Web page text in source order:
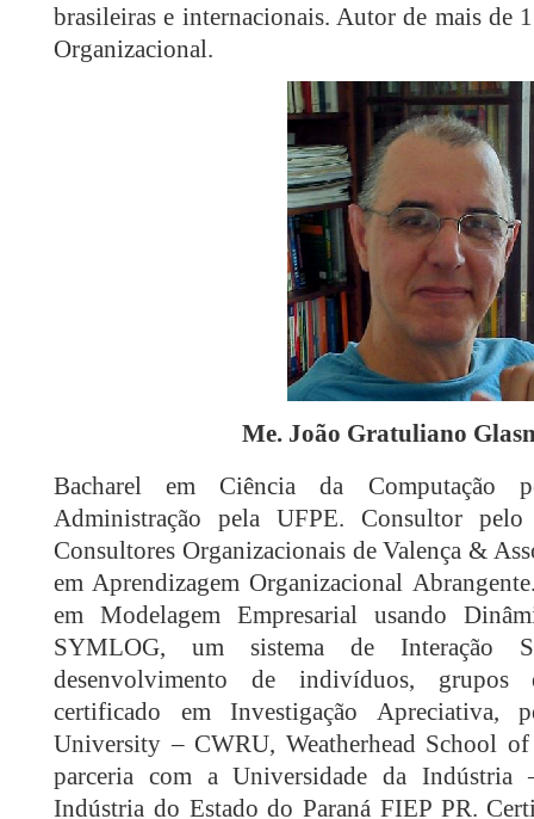
brasileiras e internacionais. Autor de mais de
Organizacional.
Me. João Gratuliano
Bacharel em Ciência da Computação
Administração pela UFPE. Consultor
Consultores Organizacionais de Valença &
em Aprendizagem Organizacional
em Modelagem Empresarial usando
SYMLOG, um sistema de Interação
desenvolvimento de indivíduos, grupos
certificado em Investigação Apreciativa,
University – CWRU, Weatherhead School
parceria com a Universidade da Indústria
Indústria do Estado do Paraná FIEP PR.